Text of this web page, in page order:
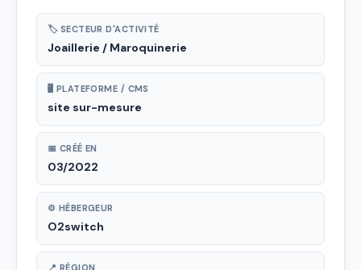
🏷 SECTEUR D'ACTIVITÉ
Joaillerie / Maroquinerie
🖥 PLATEFORME / CMS
site sur-mesure
📅 CRÉÉ EN
03/2022
⚙ HÉBERGEUR
O2switch
📍 RÉGION